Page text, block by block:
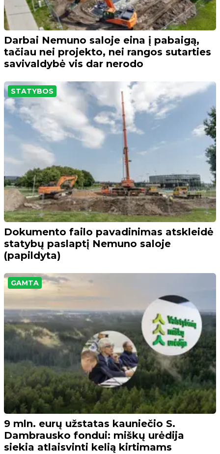
Darbai Nemuno saloje eina į pabaigą,
tačiau nei projekto, nei rangos sutarties
savivaldybė vis dar nerodo
STATYBOS
Dokumento failo pavadinimas atskleidė
statybų paslaptį Nemuno saloje
(papildyta)
GAMTA
9 mln. eurų užstatas kauniečio S.
Dambrausko fondui: miškų urėdija
siekia atlaisvinti kelią kirtimams